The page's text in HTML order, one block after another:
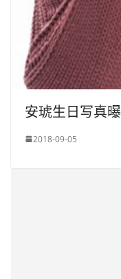
安琥生日写真
2018-09-05